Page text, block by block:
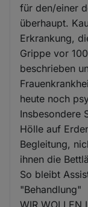
für den/einer
überhaupt.
Erkrankung,
Grippe vor
beschrieben
heute noch
Insbesondere
Hölle auf
Begleitung,
ihnen die
So bleibt
"Behandlung"
WIR WOLLEN